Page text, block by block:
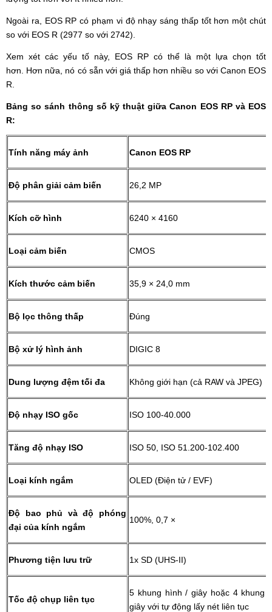
Ngoài ra, EOS RP có phạm vi độ nhạy sáng thấp tốt hơn một chút
so với EOS R (2977 so với 2742).
Xem xét các yếu tố này, EOS RP có thể là một lựa chọn tốt
hơn. Hơn nữa, nó có sẵn với giá thấp hơn nhiều so với Canon EOS
R.
Bảng so sánh thông số kỹ thuật giữa Canon EOS RP và EOS
R:
Tính năng máy ảnh Canon EOS RP
Độ phân giải cảm biến 26,2 MP
Kích cỡ hình 6240 × 4160
Loại cảm biến CMOS
Kích thước cảm biến 35,9 × 24,0 mm
Bộ lọc thông thấp Đúng
Bộ xử lý hình ảnh DIGIC 8
Dung lượng đệm tối đa Không giới hạn (cả RAW và JPEG)
Độ nhạy ISO gốc ISO 100-40.000
Tăng độ nhạy ISO ISO 50, ISO 51.200-102.400
Loại kính ngắm OLED (Điện tử / EVF)
Độ bao phủ và độ phóng
đại của kính ngắm
100%, 0,7 ×
Phương tiện lưu trữ 1x SD (UHS-II)
Tốc độ chụp liên tục
5 khung hình / giây hoặc 4 khung
giây với tự động lấy nét liên tục